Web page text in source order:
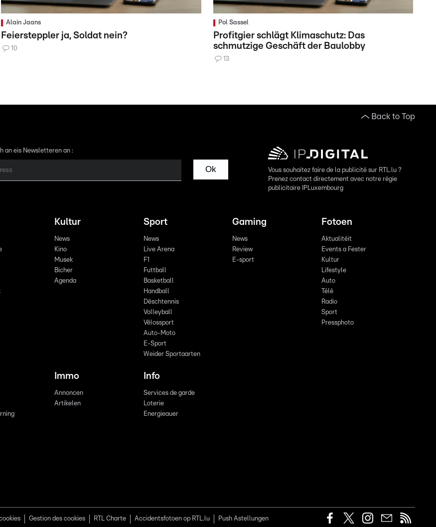
Alain Jaans
Feiersteppler ja, Soldat nein?
10
Pol Sassel
Profitgier schlägt Klimaschutz: Das
schmutzige Geschäft der Baulobby
13
Back to Top
an eis Newsletteren an :
Ok
Vous souhaitez faire de la publicité sur RTL.lu ?
Prenez contact directement avec notre régie
publicitaire IPLuxembourg
Kultur
News
Kino
Musek
Bicher
Agenda
Sport
News
Live Arena
F1
Futtball
Basketball
Handball
Dëschtennis
Volleyball
Vëlossport
Auto-Moto
E-Sport
Weider Sportaarten
Gaming
News
Review
E-sport
Fotoen
Aktualitéit
Events a Fester
Kultur
Lifestyle
Auto
Télé
Radio
Sport
Pressphoto
Immo
Annoncen
Artikelen
Info
Services de garde
Loterie
Energieauer
Gestion des cookies RTL Charte Accidentsfotoen op RTL.lu Push Astellungen